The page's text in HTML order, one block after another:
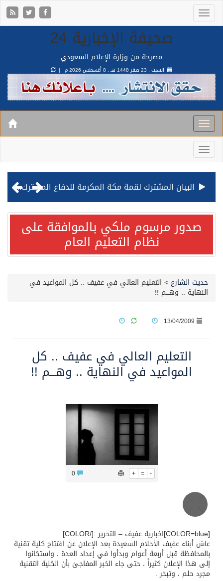
صحيفة الإخبارية 24
مصرحة من وزارة الإعلام السعودي
السبت , 23 صفر 1448 هـ , 8 أغسطس 2026 م |
البيان المشترك لقمة مكة المكرمة للدفاع المشترك بين المملكة وتركيا وباكستان
قيادة القوات المشتركة للتحالف: نفذنا عملية رد عسكري متناسبة لأهداف عسكرية مشروعة تابعة للمليشيا الحوثية الإرهابية في محافظة الحديدة
مصدر مسؤول بالهيئة العامة للنقل: استهداف السفينة السعودية NCC MASA خلال إبحارها في البحر الأحمر نتج عنه إصابة طفيفة في بدنها
محافظ عفيف يؤدي صلاة عيد الأضحى
صدور مرسوم ملكي بالموافقة على
نظام التعليم العام
حديث الشارع> التعليم العالي في عفيف .. كل المواعيد في
النهاية .. وهـــم !!
13/04/2009
التعليم العالي في عفيف .. كل
المواعيد في النهاية .. وهـــم !!
+ =
عاش أبناء عفيف الأحلام السعيدة بعد الإعلان عن افتتاح كلية تقنية
بالمحافظة قبل أربعة أعوام وبدأوا في إعداد العدة ، واستكانوا
إلى هذا الإعلان كثيراً ، حتى جاء الخبر المفاجئ بأن الكلية التقنية
مجرد حلم ، وتبخر .